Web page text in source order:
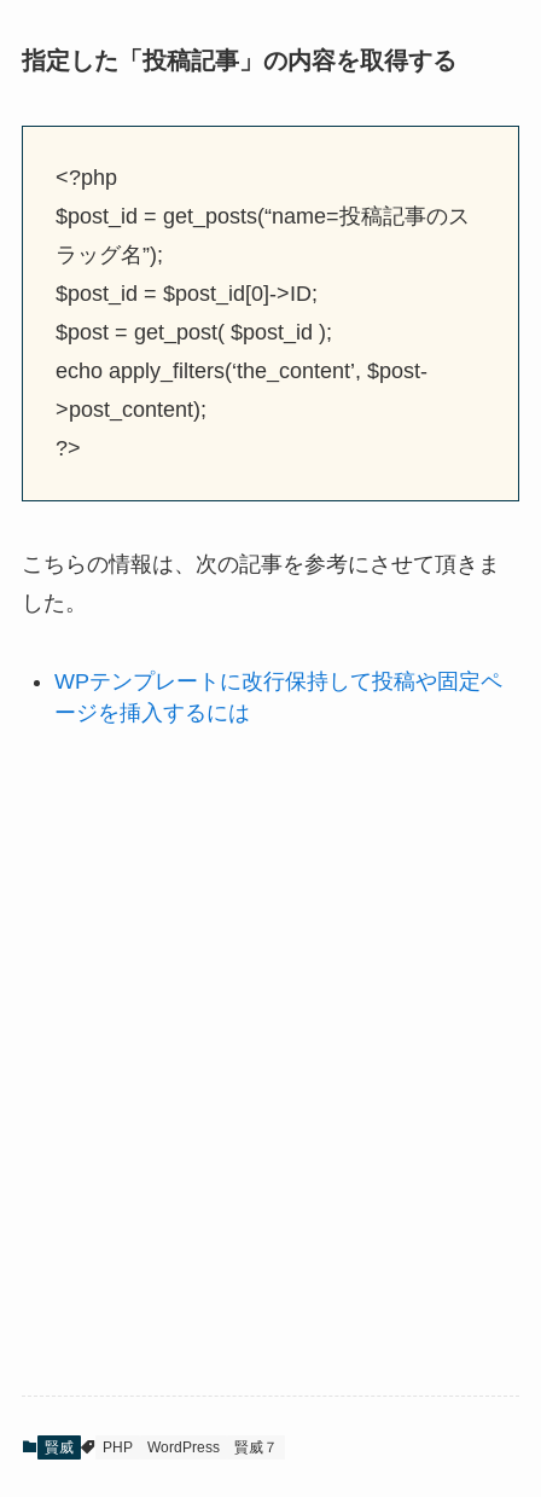
指定した「投稿記事」の内容を取得する
<?php
$post_id = get_posts(“name=投稿記事のス
ラッグ名”);
$post_id = $post_id[0]->ID;
$post = get_post( $post_id );
echo apply_filters(‘the_content’, $post-
>post_content);
?>
こちらの情報は、次の記事を参考にさせて頂きま
した。
WPテンプレートに改行保持して投稿や固定ペ
ージを挿入するには
賢威 PHP WordPress 賢威７